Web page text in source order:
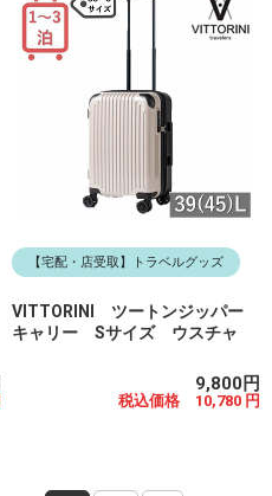
【宅配・店受取】トラベルグッズ
VITTORINI ツートンジッパー
キャリー Sサイズ ウスチャ
9,800円
税込価格 10,780 円